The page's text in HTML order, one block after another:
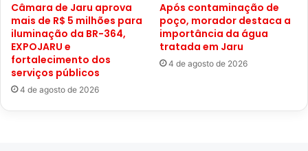
Câmara de Jaru aprova
mais de R$ 5 milhões para
iluminação da BR-364,
EXPOJARU e
fortalecimento dos
serviços públicos
4 de agosto de 2026
Após contaminação de
poço, morador destaca a
importância da água
tratada em Jaru
4 de agosto de 2026